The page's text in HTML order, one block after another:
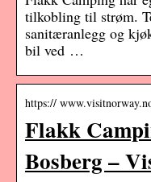
tilkobling til strøm.
sanitæranlegg og
bil ved …
https://
Flakk
Bosberg –